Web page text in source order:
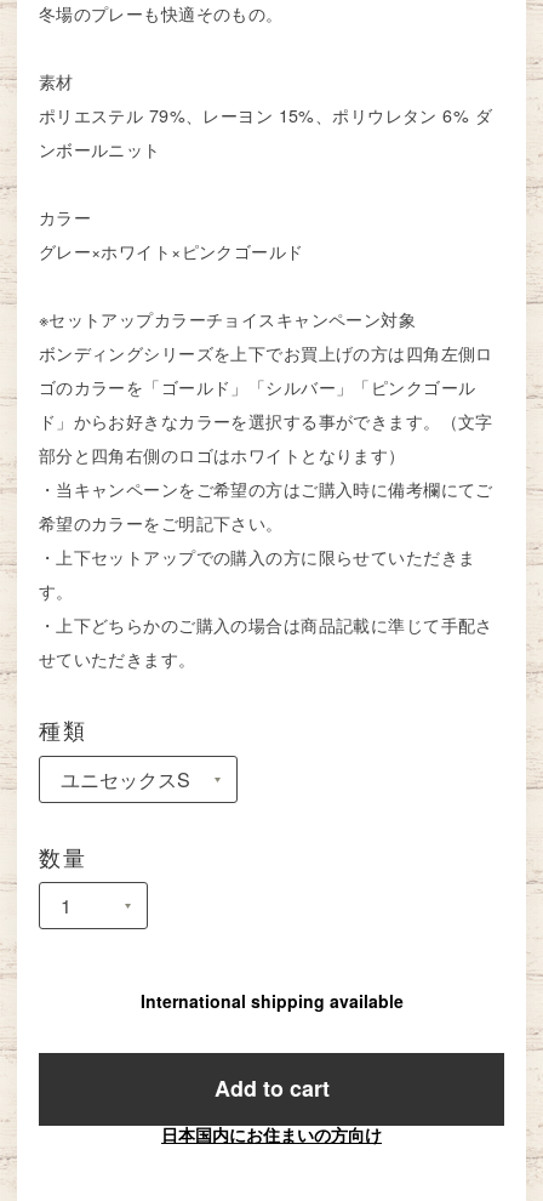
冬場のプレーも快適そのもの。
素材
ポリエステル 79%、レーヨン 15%、ポリウレタン 6% ダ
ンボールニット
カラー
グレー×ホワイト×ピンクゴールド
※セットアップカラーチョイスキャンペーン対象
ボンディングシリーズを上下でお買上げの方は四角左側ロ
ゴのカラーを「ゴールド」「シルバー」「ピンクゴール
ド」からお好きなカラーを選択する事ができます。（文字
部分と四角右側のロゴはホワイトとなります）
・当キャンペーンをご希望の方はご購入時に備考欄にてご
希望のカラーをご明記下さい。
・上下セットアップでの購入の方に限らせていただきま
す。
・上下どちらかのご購入の場合は商品記載に準じて手配さ
せていただきます。
種類
数量
International shipping available
Add to cart
日本国内にお住まいの方向け